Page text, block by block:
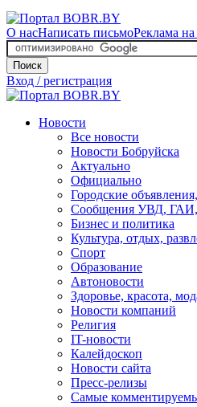
О насНаписать письмоРеклама на
Поиск
Вход / регистрация
Новости
Все новости
Новости Бобруйска
Актуально
Официально
Городские
Сообщения УВД,
Бизнес и политика
Культура, отдых,
Спорт
Образование
Автоновости
Здоровье, красота,
Новости компаний
Религия
IT-новости
Калейдоскоп
Новости сайта
Пресс-релизы
Самые